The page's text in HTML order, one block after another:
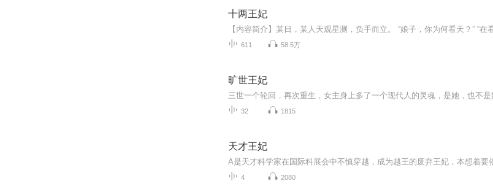
十两王妃
611 58.5万
旷世王妃
32 1815
天才王妃
4 2080